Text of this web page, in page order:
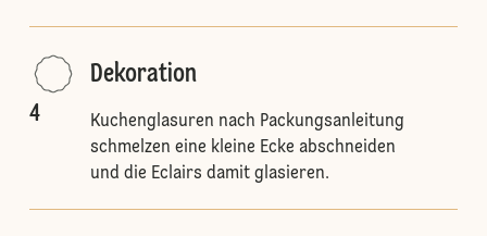
4
Dekoration
Kuchenglasuren nach Packungsanleitung
schmelzen eine kleine Ecke abschneiden
und die Eclairs damit glasieren.